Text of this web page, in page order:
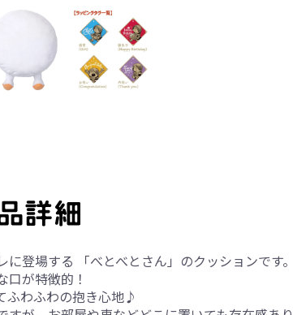
に登場する 「べとべとさん」のクッションです。
口が特徴的！
ふわふわの抱き心地♪